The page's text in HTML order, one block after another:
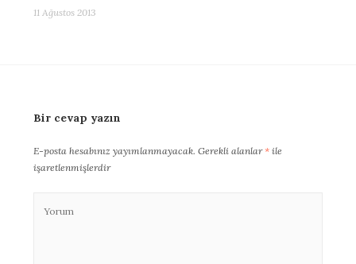
11 Ağustos 2013
Bir cevap yazın
E-posta hesabınız yayımlanmayacak. Gerekli alanlar* ile
işaretlenmişlerdir